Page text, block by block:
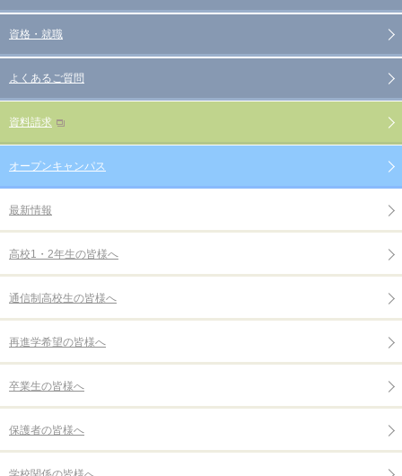
資格・就職
よくあるご質問
資料請求
オープンキャンパス
最新情報
高校1・2年生の皆様へ
通信制高校生の皆様へ
再進学希望の皆様へ
卒業生の皆様へ
保護者の皆様へ